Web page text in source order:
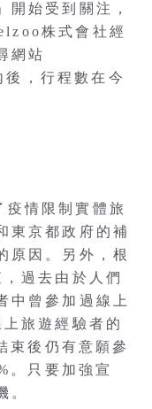
開始受到關注，
株式會社經
網站
，行程數在今
情限制實體旅
東京都政府的補
原因。另外，根
過去由於人們
中曾參加過線上
旅遊經驗者的
束後仍有意願參
。只要加強宣
。